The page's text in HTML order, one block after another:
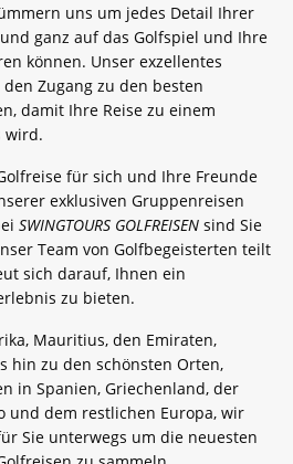
uns um jedes Detail Ihrer
ganz auf das Golfspiel und Ihre
können. Unser exzellentes
Zugang zu den besten
damit Ihre Reise zu einem
wird.
für sich und Ihre Freunde
exklusiven Gruppenreisen
SWINGTOURS GOLFREISEN sind Sie
Team von Golfbegeisterten teilt
sich darauf, Ihnen ein
zu bieten.
Mauritius, den Emiraten,
hin zu den schönsten Orten,
in Spanien, Griechenland, der
und dem restlichen Europa, wir
Sie unterwegs um die neuesten